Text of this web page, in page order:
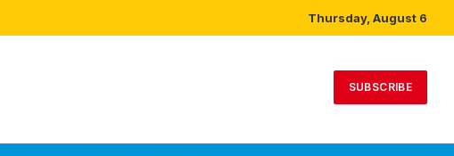
Thursday, August 6
SUBSCRIBE